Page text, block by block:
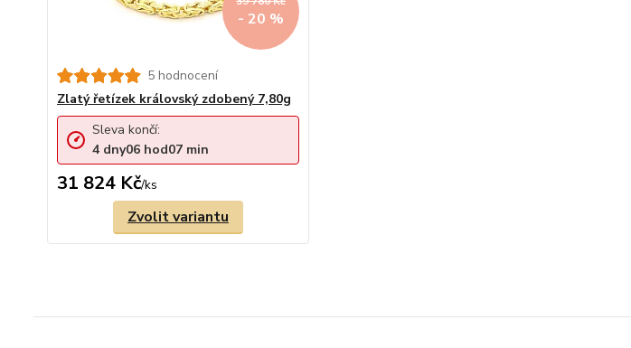
- 20 %
5 hodnocení
Zlatý řetízek královský zdobený 7,80g
31 824 Kč/ks
Sleva končí:
4 dny06 hod07 min
Zvolit variantu